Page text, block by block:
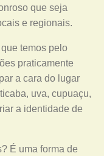
que seja
e regionais.
temos pelo
praticamente
a cara do lugar
uva, cupuaçu,
a identidade de
É uma forma de